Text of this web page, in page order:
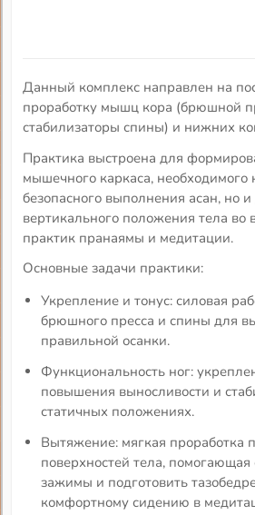
Данный комплекс направлен на
проработку мышц кора (брюшной
стабилизаторы спины) и нижних
Практика выстроена для
мышечного каркаса, необходимого
безопасного выполнения асан, но
вертикального положения тела во
практик пранаямы и медитации.
Основные задачи практики:
Укрепление и тонус: силовая
брюшного пресса и спины для
правильной осанки.
Функциональность ног:
повышения выносливости и
статичных положениях.
Вытяжение: мягкая проработка
поверхностей тела,
зажимы и подготовить
комфортному сидению в